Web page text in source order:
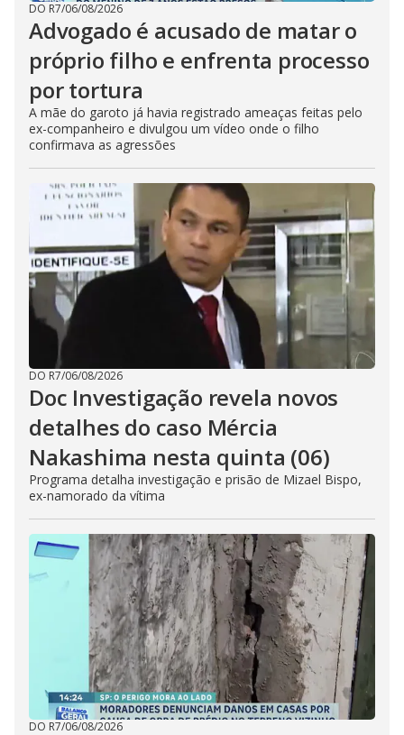
DO R7/06/08/2026
Advogado é acusado de matar o
próprio filho e enfrenta processo
por tortura
A mãe do garoto já havia registrado ameaças feitas pelo
ex-companheiro e divulgou um vídeo onde o filho
confirmava as agressões
DO R7/06/08/2026
Doc Investigação revela novos
detalhes do caso Mércia
Nakashima nesta quinta (06)
Programa detalha investigação e prisão de Mizael Bispo,
ex-namorado da vítima
DO R7/06/08/2026